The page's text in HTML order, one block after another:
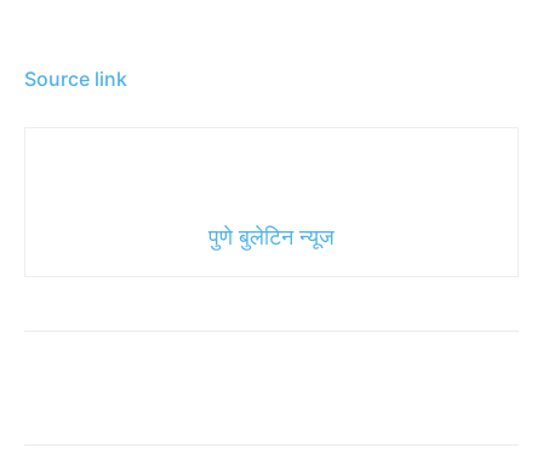
Source link
पुणे बुलेटिन न्यूज